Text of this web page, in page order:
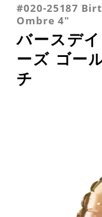
#020-25187
Ombre 4"
バースデ
ーズ ゴー
チ